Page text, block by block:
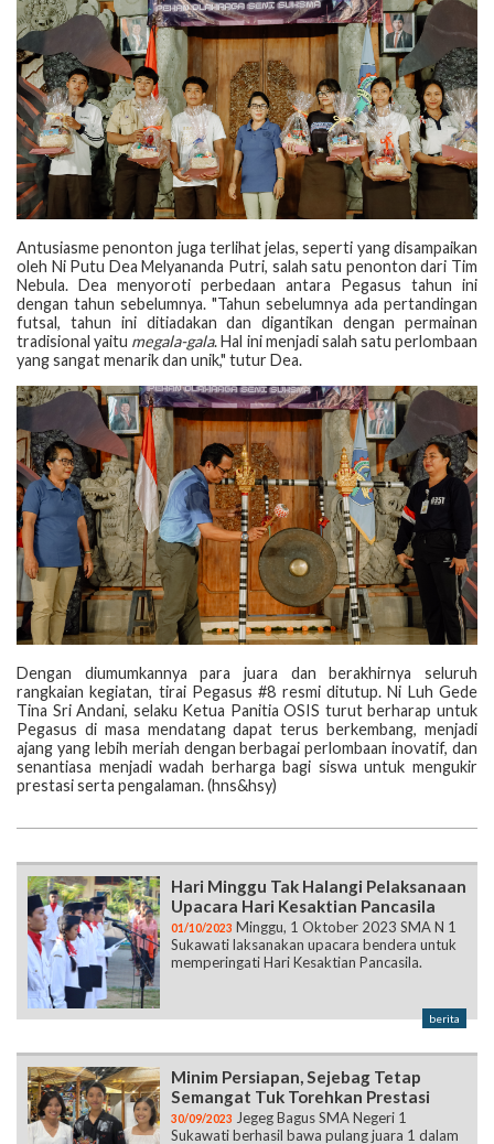
Antusiasme penonton juga terlihat jelas, seperti yang disampaikan
oleh Ni Putu Dea Melyananda Putri, salah satu penonton dari Tim
Nebula. Dea menyoroti perbedaan antara Pegasus tahun ini
dengan tahun sebelumnya. "Tahun sebelumnya ada pertandingan
futsal, tahun ini ditiadakan dan digantikan dengan permainan
tradisional yaitu megala-gala. Hal ini menjadi salah satu perlombaan
yang sangat menarik dan unik," tutur Dea.
Dengan diumumkannya para juara dan berakhirnya seluruh
rangkaian kegiatan, tirai Pegasus #8 resmi ditutup. Ni Luh Gede
Tina Sri Andani, selaku Ketua Panitia OSIS turut berharap untuk
Pegasus di masa mendatang dapat terus berkembang, menjadi
ajang yang lebih meriah dengan berbagai perlombaan inovatif, dan
senantiasa menjadi wadah berharga bagi siswa untuk mengukir
prestasi serta pengalaman. (hns&hsy)
Hari Minggu Tak Halangi Pelaksanaan
Upacara Hari Kesaktian Pancasila
01/10/2023 Minggu, 1 Oktober 2023 SMA N 1
Sukawati laksanakan upacara bendera untuk
memperingati Hari Kesaktian Pancasila.
berita
Minim Persiapan, Sejebag Tetap
Semangat Tuk Torehkan Prestasi
30/09/2023 Jegeg Bagus SMA Negeri 1
Sukawati berhasil bawa pulang juara 1 dalam